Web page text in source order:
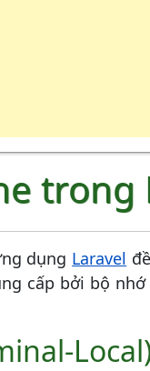
trong
dụng Laravel
cấp bởi bộ nhớ